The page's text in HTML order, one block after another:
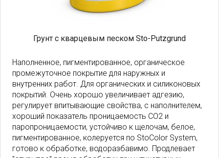
Грунт с кварцевым песком Sto-Putzgrund
Наполненное, пигментированное, органическое
промежуточное покрытие для наружных и
внутренних работ. Для органических и силиконовых
покрытий. Очень хорошо увеличивает адгезию,
регулирует впитывающие свойства, с наполнителем,
хороший показатель проницаемость CO2 и
паропроницаемости, устойчиво к щелочам, белое,
пигментированное, колеруется по StoColor System,
готово к обработке, водоразбавимо. Продлевает